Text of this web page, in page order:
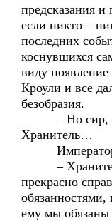
предсказания и
если никто –
последних
коснувшихся
виду появление
Кроули и все
безобразия.
– Но сир, –
Хранитель…
Император
–
прекрасно
ему мы обязаны